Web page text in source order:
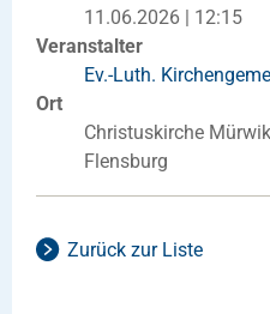
11.06.2026 | 12:15
Veranstalter
Ev.-Luth.
Ort
Christuskirche
Flensburg
Zurück zur Liste